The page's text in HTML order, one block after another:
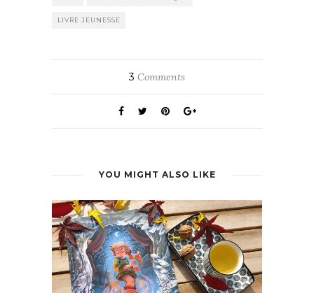
LIVRE JEUNESSE
3 Comments
YOU MIGHT ALSO LIKE